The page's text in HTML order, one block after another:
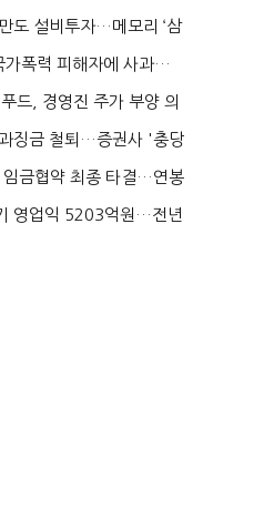
문 연 ...
도 설비투자…메모리 ‘삼
가폭력 피해자에 사과…
진...
드, 경영진 주가 부양 의
징금 철퇴…증권사 '충당
...
임금협약 최종 타결…연봉
려...
영업익 5203억원…전년